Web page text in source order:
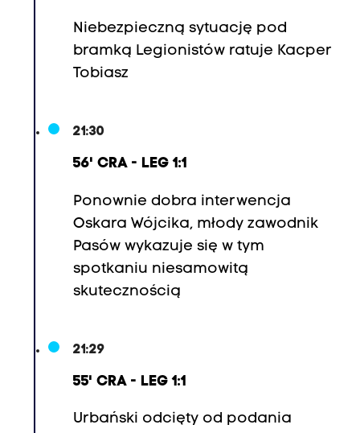
Niebezpieczną sytuację pod
bramką Legionistów ratuje Kacper
Tobiasz
21:30
56' CRA - LEG 1:1
Ponownie dobra interwencja
Oskara Wójcika, młody zawodnik
Pasów wykazuje się w tym
spotkaniu niesamowitą
skutecznością
21:29
55' CRA - LEG 1:1
Urbański odcięty od podania